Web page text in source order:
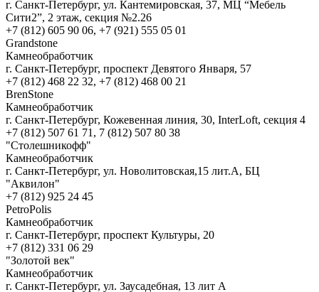
г. Санкт-Петербург, ул. Кантемировская, 37, МЦ “Мебель
Сити2”, 2 этаж, секция №2.26
+7 (812) 605 90 06, +7 (921) 555 05 01
Grandstone
Камнеобработчик
г. Санкт-Петербург, проспект Девятого Января, 57
+7 (812) 468 22 32, +7 (812) 468 00 21
BrenStone
Камнеобработчик
г. Санкт-Петербург, Кожевенная линия, 30, InterLoft, секция 4
+7 (812) 507 61 71, 7 (812) 507 80 38
"Столешникофф"
Камнеобработчик
г. Санкт-Петербург, ул. Новолитовская,15 лит.А, БЦ
"Аквилон"
+7 (812) 925 24 45
PetroPolis
Камнеобработчик
г. Санкт-Петербург, проспект Культуры, 20
+7 (812) 331 06 29
"Золотой век"
Камнеобработчик
г. Санкт-Петербург, ул. Заусадебная, 13 лит А